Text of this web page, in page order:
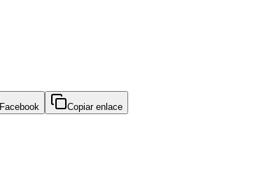
Facebook Copiar enlace